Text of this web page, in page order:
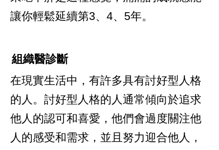
讓你輕鬆延續第3、4、5年。
組織醫診斷
在現實生活中，有許多具有討好型人格
的人。討好型人格的人通常傾向於追求
他人的認可和喜愛，他們會過度關注他
人的感受和需求，並且努力迎合他人，